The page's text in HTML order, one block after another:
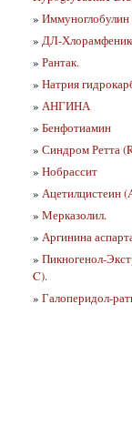
» Иммуноглобулин
» ДЛ-
» Рантак.
» Натрия
» АНГИНА
» Бенфотиамин
» Синдром Ретта
» Нобрассит
» Ацетилцистеин
» Мерказолил.
» Аргинина
» Пикногенол-
C).
» Галоперидол-